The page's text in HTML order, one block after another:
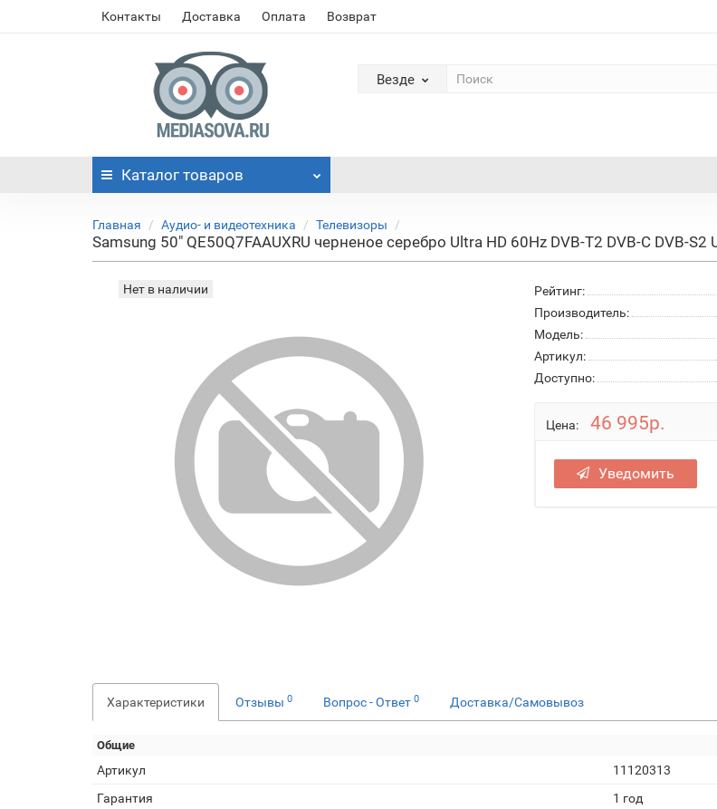
Контакты Доставка Оплата Возврат
Везде
Каталог товаров
Главная Аудио- и видеотехника Телевизоры
Samsung 50" QE50Q7FAAUXRU черненое серебро Ultra HD 60Hz DVB-T2 DVB-C DVB-S2
Нет в наличии Рейтинг:
Производитель:
Модель:
Артикул:
Доступно:
Цена: 46 995р.
Уведомить
Характеристики Отзывы 0 Вопрос - Ответ 0 Доставка/Самовывоз
Общие
Артикул
11120313
Гарантия
1 год